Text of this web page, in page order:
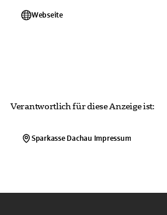
Webseite
Verantwortlich für diese Anzeige ist:
Sparkasse Dachau Impressum